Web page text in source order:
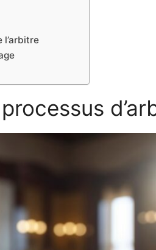
l’arbitre